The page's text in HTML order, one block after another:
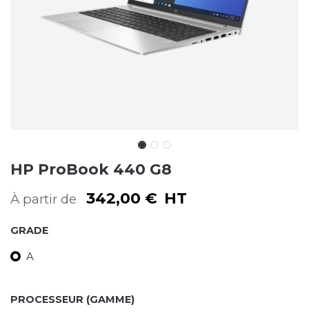
HP ProBook 440 G8
À partir de 342,00 € HT
GRADE
A
PROCESSEUR (GAMME)